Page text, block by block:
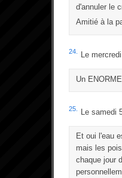
d'annuler le
Amitié à la
24. Le
Un
25. Le samedi
Et oui l'eau
mais les
chaque jour